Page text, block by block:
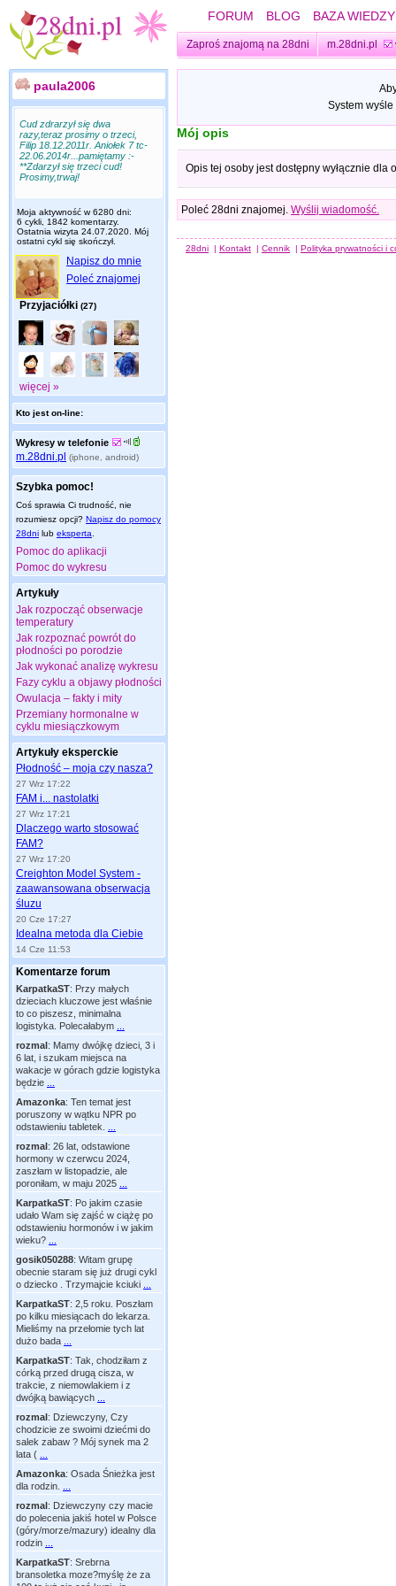
FORUM BLOG BAZA WIEDZY
Zaproś znajomą na 28dni m.28dni.pl
paula2006
Cud zdrarzył się dwa
razy,teraz prosimy o trzeci,
Filip 18.12.2011r. Aniołek 7 tc-
22.06.2014r...pamiętamy :-
**Zdarzył się trzeci cud!
Prosimy,trwaj!
Moja aktywność w 6280 dni:
6 cykli, 1842 komentarzy.
Ostatnia wizyta 24.07.2020 . Mój
ostatni cykl się skończył.
Napisz do mnie
Poleć znajomej
Przyjaciółki (27)
więcej »
Kto jest on-line:
Wykresy w telefonie
m.28dni.pl (iphone, android)
Szybka pomoc!
Coś sprawia Ci trudność, nie
rozumiesz opcji? Napisz do pomocy
28dni lub eksperta
Pomoc do aplikacji
Pomoc do wykresu
Artykuły
Jak rozpocząć obserwacje
temperatury
Jak rozpoznać powrót do
płodności po porodzie
Jak wykonać analizę wykresu
Fazy cyklu a objawy płodności
Owulacja – fakty i mity
Przemiany hormonalne w
cyklu miesiączkowym
Artykuły eksperckie
Płodność – moja czy nasza?
27 Wrz 17:22
FAM i... nastolatki
27 Wrz 17:21
Dlaczego warto stosować
FAM?
27 Wrz 17:20
Creighton Model System -
zaawansowana obserwacja
śluzu
20 Cze 17:27
Idealna metoda dla Ciebie
14 Cze 11:53
Komentarze forum
KarpatkaST: Przy małych
dzieciach kluczowe jest właśnie
to co piszesz, minimalna
logistyka. Polecałabym
rozmal: Mamy dwójkę dzieci, 3 i
6 lat, i szukam miejsca na
wakacje w górach gdzie logistyka
będzie
Amazonka: Ten temat jest
poruszony w wątku NPR po
odstawieniu tabletek.
rozmal: 26 lat, odstawione
hormony w czerwcu 2024,
zaszłam w listopadzie, ale
poroniłam, w maju 2025
KarpatkaST: Po jakim czasie
udało Wam się zajść w ciążę po
odstawieniu hormonów i w jakim
wieku?
gosik050288: Witam grupę
obecnie staram się już drugi cykl
o dziecko . Trzymajcie kciuki
KarpatkaST: 2,5 roku. Poszłam
po kilku miesiącach do lekarza.
Mieliśmy na przełomie tych lat
dużo bada
KarpatkaST: Tak, chodziłam z
córką przed drugą cisza, w
trakcie, z niemowlakiem i z
dwójką bawiących
rozmal: Dziewczyny, Czy
chodzicie ze swoimi dziećmi do
salek zabaw ? Mój synek ma 2
lata (
Amazonka: Osada Śnieżka jest
dla rodzin.
rozmal: Dziewczyny czy macie
do polecenia jakiś hotel w Polsce
(góry/morze/mazury) idealny dla
rodzin
KarpatkaST: Srebrna
bransoletka moze?myślę że za
System
Mój opis
Opis tej osoby jest dostępny wyłącznie dla
Poleć 28dni znajomej. Wyślij wiadomość.
28dni | Kontakt | Cennik | Polityka prywatności i